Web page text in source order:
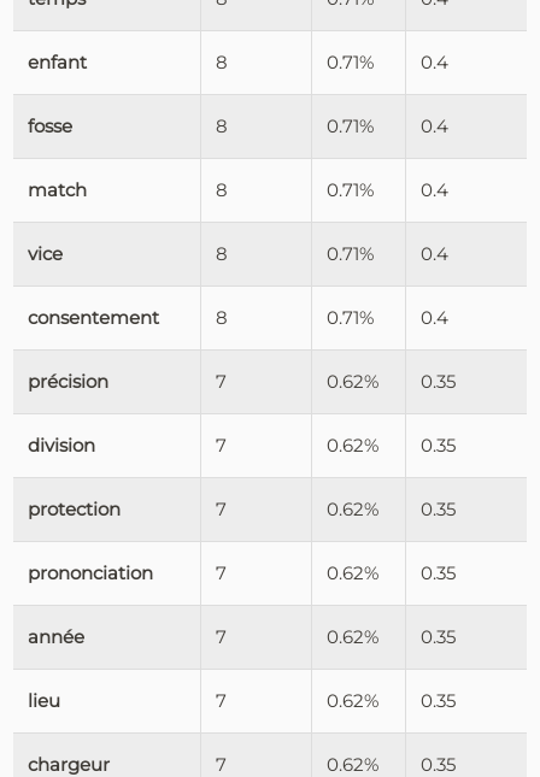
enfant 8 0.71% 0.4
fosse 8 0.71% 0.4
match 8 0.71% 0.4
vice 8 0.71% 0.4
consentement 8 0.71% 0.4
précision 7 0.62% 0.35
division 7 0.62% 0.35
protection 7 0.62% 0.35
prononciation 7 0.62% 0.35
année 7 0.62% 0.35
lieu 7 0.62% 0.35
chargeur 7 0.62% 0.35